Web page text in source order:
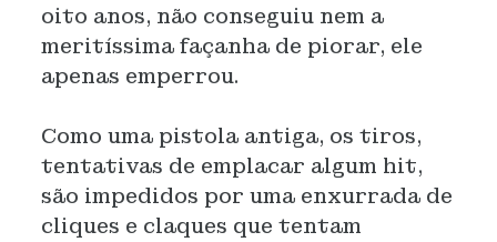
oito anos, não conseguiu nem a
meritíssima façanha de piorar, ele
apenas emperrou.
Como uma pistola antiga, os tiros,
tentativas de emplacar algum hit,
são impedidos por uma enxurrada de
cliques e claques que tentam